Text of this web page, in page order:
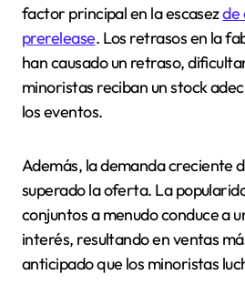
factor principal en la escasezde
prerelease. Los retrasos en la
han causado un retraso,
minoristas reciban un stock
los eventos.
Además, la demanda creciente
superado la oferta. La
conjuntos a menudo conduce a
interés, resultando en ventas
anticipado que los minoristas